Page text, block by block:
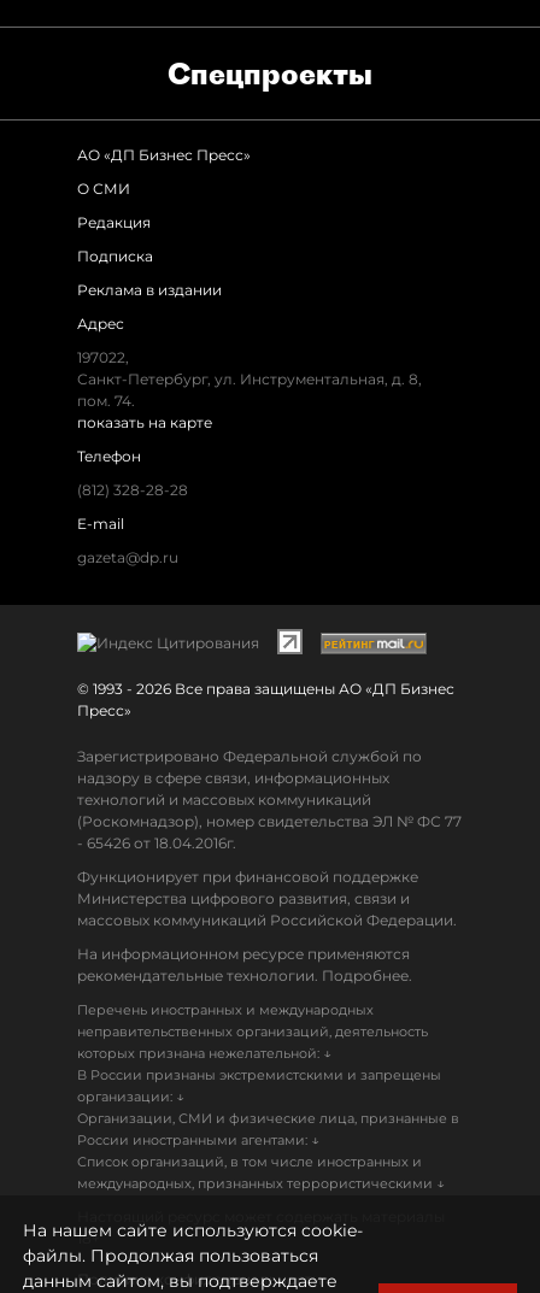
Спец­проекты
АО «ДП Бизнес Пресс»
О СМИ
Редакция
Подписка
Реклама в издании
Адрес
197022,
Санкт-Петербург, ул. Инструментальная, д. 8,
пом. 74.
показать на карте
Телефон
(812) 328-28-28
E-mail
gazeta@dp.ru
© 1993 - 2026 Все права защищены АО «ДП Бизнес
Пресс»
Зарегистрировано Федеральной службой по
надзору в сфере связи, информационных
технологий и массовых коммуникаций
(Роскомнадзор), номер свидетельства ЭЛ № ФС 77
- 65426 от 18.04.2016г.
Функционирует при финансовой поддержке
Министерства цифрового развития, связи и
массовых коммуникаций Российской Федерации.
На информационном ресурсе применяются
рекомендательные технологии. Подробнее.
Перечень иностранных и международных
неправительственных организаций, деятельность
которых признана нежелательной: ↓
В России признаны экстремистскими и запрещены
организации: ↓
Организации, СМИ и физические лица, признанные в
России иностранными агентами: ↓
Список организаций, в том числе иностранных и
международных, признанных террористическими ↓
18+
Политика конфиденциальности
На нашем сайте используются cookie-
файлы. Продолжая пользоваться
данным сайтом, вы подтверждаете